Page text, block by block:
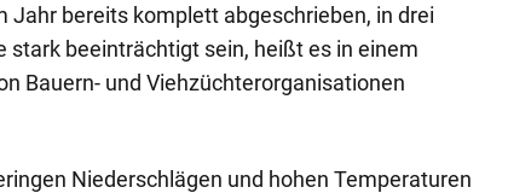
Jahr bereits komplett abgeschrieben, in drei
stark beeinträchtigt sein, heißt es in einem
Bauern- und Viehzüchterorganisationen
Niederschlägen und hohen Temperaturen